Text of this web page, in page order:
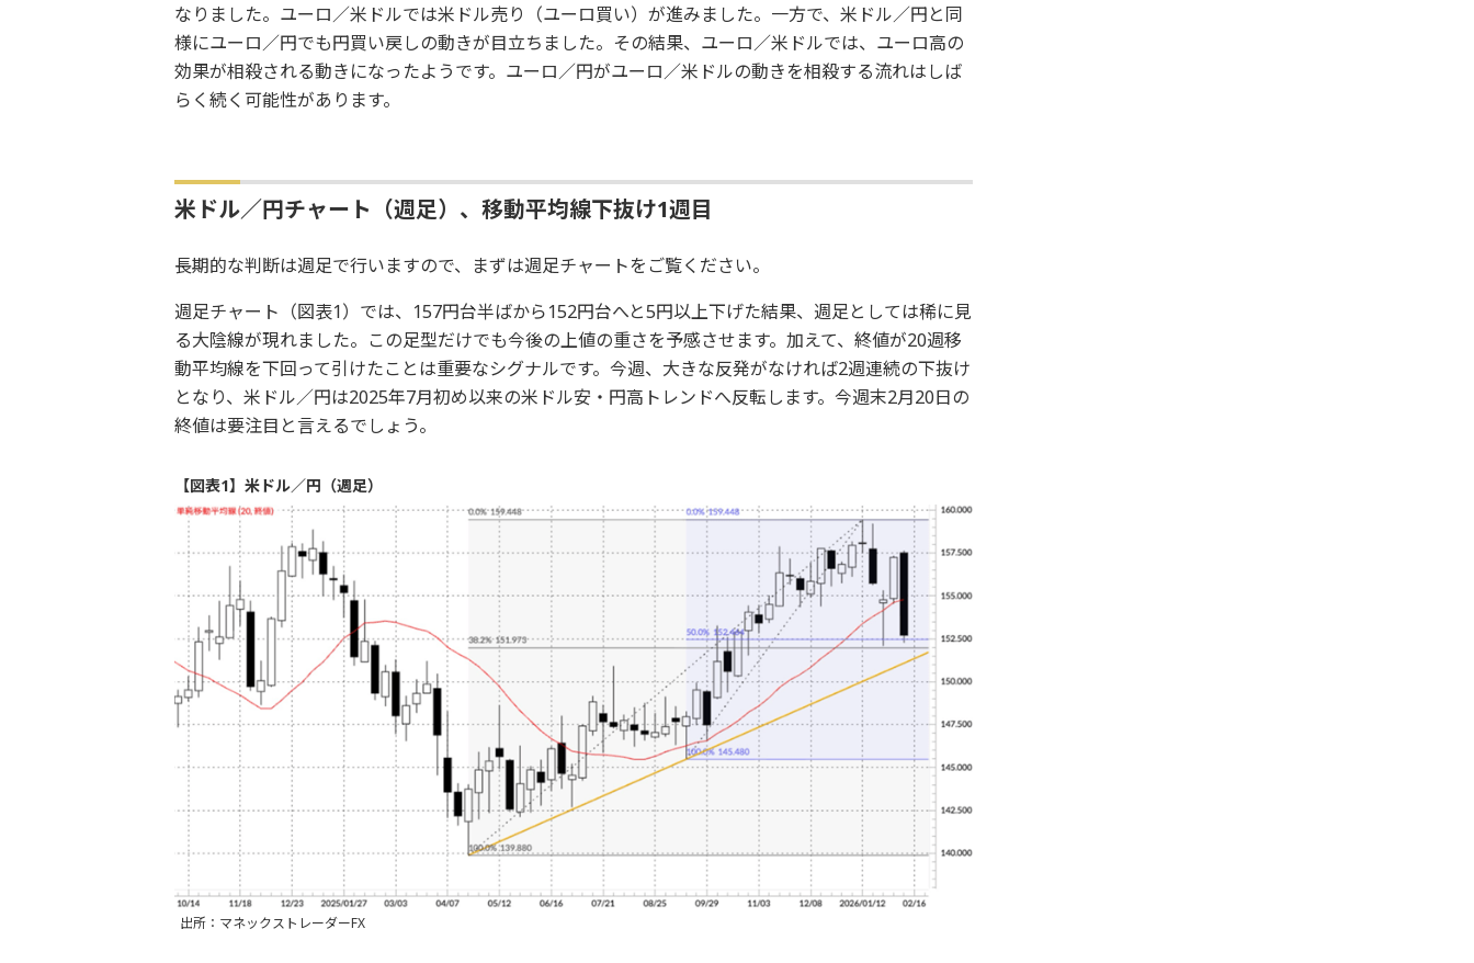
なりました。ユーロ／米ドルでは米ドル売り（ユーロ買い）が進みました。一方で、米ドル／円と同
様にユーロ／円でも円買い戻しの動きが目立ちました。その結果、ユーロ／米ドルでは、ユーロ高の
効果が相殺される動きになったようです。ユーロ／円がユーロ／米ドルの動きを相殺する流れはしば
らく続く可能性があります。
米ドル／円チャート（週足）、移動平均線下抜け1週目
長期的な判断は週足で行いますので、まずは週足チャートをご覧ください。
週足チャート（図表1）では、157円台半ばから152円台へと5円以上下げた結果、週足としては稀に見
る大陰線が現れました。この足型だけでも今後の上値の重さを予感させます。加えて、終値が20週移
動平均線を下回って引けたことは重要なシグナルです。今週、大きな反発がなければ2週連続の下抜け
となり、米ドル／円は2025年7月初め以来の米ドル安・円高トレンドへ反転します。今週末2月20日の
終値は要注目と言えるでしょう。
【図表1】米ドル／円（週足）
出所：マネックストレーダーFX